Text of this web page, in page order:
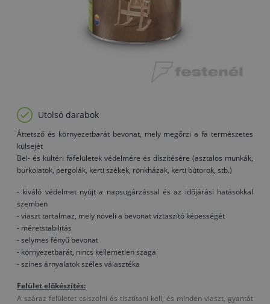
Utolsó darabok
Áttetsző és környezetbarát bevonat, mely megőrzi a fa természetes
külsejét
Bel- és kültéri fafelületek védelmére és díszítésére (asztalos munkák,
burkolatok, pergolák, kerti székek, rönkházak, kerti bútorok, stb.)
- kiváló védelmet nyújt a napsugárzással és az időjárási hatásokkal
szemben
- viaszt tartalmaz, mely növeli a bevonat víztaszító képességét
- méretstabilitás
- selymes fényű bevonat
- környezetbarát, nincs kellemetlen szaga
- színes árnyalatok széles választéka
Felület előkészítés:
A száraz felületet csiszolni és tisztítani kell, és minden viaszt, gyantát